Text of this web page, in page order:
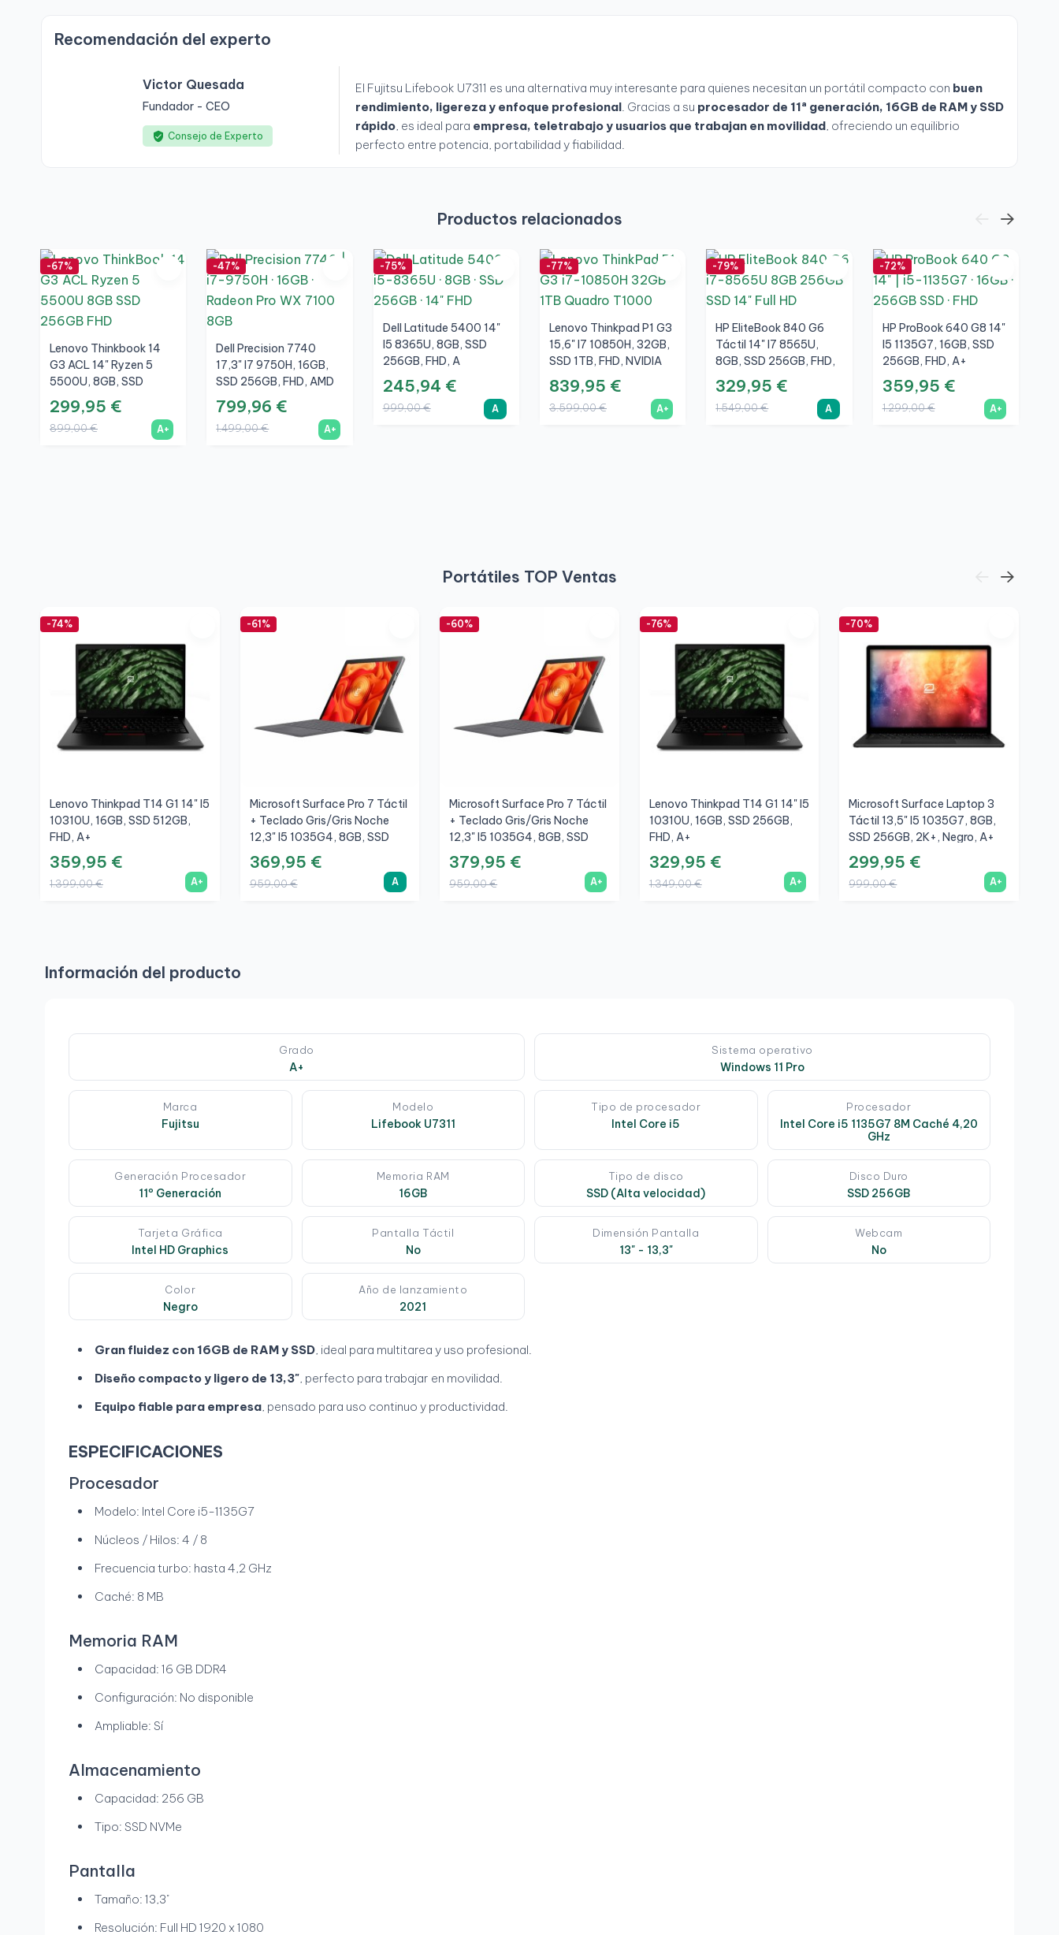
Recomendación del experto
Victor Quesada
Fundador - CEO
Consejo de Experto
El Fujitsu Lifebook U7311 es una alternativa muy interesante para quienes necesitan un portátil compacto con buen
rendimiento, ligereza y enfoque profesional. Gracias a su procesador de 11ª generación, 16GB de RAM y SSD
rápido, es ideal para empresa, teletrabajo y usuarios que trabajan en movilidad, ofreciendo un equilibrio
perfecto entre potencia, portabilidad y fiabilidad.
Productos relacionados
-67%
Lenovo Thinkbook 14
G3 ACL 14" Ryzen 5
5500U, 8GB, SSD
256GB, FHD, A+
299,95 €
899,00 € A+
-47%
Dell Precision 7740
17,3" I7 9750H, 16GB,
SSD 256GB, FHD, AMD
Radeon Pro WX 7100
8GB, A+
799,96 €
1.499,00 € A+
-75%
Dell Latitude 5400 14"
I5 8365U, 8GB, SSD
256GB, FHD, A
245,94 €
999,00 € A
-77%
Lenovo Thinkpad P1 G3
15,6" I7 10850H, 32GB,
SSD 1TB, FHD, NVIDIA
Quadro T1000 4GB, A+
839,95 €
3.599,00 € A+
-79%
HP EliteBook 840 G6
Táctil 14" I7 8565U,
8GB, SSD 256GB, FHD,
A
329,95 €
1.549,00 € A
-72%
HP ProBook 640 G8 14"
I5 1135G7, 16GB, SSD
256GB, FHD, A+
359,95 €
1.299,00 € A+
Portátiles TOP Ventas
-74%
Lenovo Thinkpad T14 G1 14" I5
10310U, 16GB, SSD 512GB,
FHD, A+
359,95 €
1.399,00 € A+
-61%
Microsoft Surface Pro 7 Táctil
+ Teclado Gris/Gris Noche
12,3" I5 1035G4, 8GB, SSD
256GB, 3K, A
369,95 €
959,00 € A
-60%
Microsoft Surface Pro 7 Táctil
+ Teclado Gris/Gris Noche
12,3" I5 1035G4, 8GB, SSD
256GB, 3K, A+
379,95 €
959,00 € A+
-76%
Lenovo Thinkpad T14 G1 14" I5
10310U, 16GB, SSD 256GB,
FHD, A+
329,95 €
1.349,00 € A+
-70%
Microsoft Surface Laptop 3
Táctil 13,5" I5 1035G7, 8GB,
SSD 256GB, 2K+, Negro, A+
299,95 €
999,00 € A+
Información del producto
Grado
A+
Sistema operativo
Windows 11 Pro
Marca
Fujitsu
Modelo
Lifebook U7311
Tipo de procesador
Intel Core i5
Procesador
Intel Core i5 1135G7 8M Caché 4,20
GHz
Generación Procesador
11º Generación
Memoria RAM
16GB
Tipo de disco
SSD (Alta velocidad)
Disco Duro
SSD 256GB
Tarjeta Gráfica
Intel HD Graphics
Pantalla Táctil
No
Dimensión Pantalla
13" - 13,3"
Webcam
No
Color
Negro
Año de lanzamiento
2021
Gran fluidez con 16GB de RAM y SSD, ideal para multitarea y uso profesional.
Diseño compacto y ligero de 13,3", perfecto para trabajar en movilidad.
Equipo fiable para empresa, pensado para uso continuo y productividad.
ESPECIFICACIONES
Procesador
Modelo: Intel Core i5-1135G7
Núcleos / Hilos: 4 / 8
Frecuencia turbo: hasta 4,2 GHz
Caché: 8 MB
Memoria RAM
Capacidad: 16 GB DDR4
Configuración: No disponible
Ampliable: Sí
Almacenamiento
Capacidad: 256 GB
Tipo: SSD NVMe
Pantalla
Tamaño: 13,3"
Resolución: Full HD 1920 x 1080